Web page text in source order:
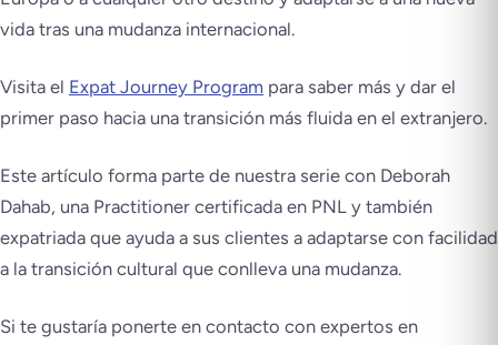
vida tras una mudanza internacional.
Visita el Expat Journey Program para saber más y dar el
primer paso hacia una transición más fluida en el extranjero.
Este artículo forma parte de nuestra serie con Deborah
Dahab, una Practitioner certificada en PNL y también
expatriada que ayuda a sus clientes a adaptarse con facilidad
a la transición cultural que conlleva una mudanza.
Si te gustaría ponerte en contacto con expertos en